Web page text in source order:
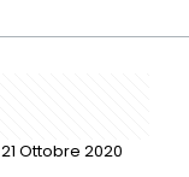
21 Ottobre 2020